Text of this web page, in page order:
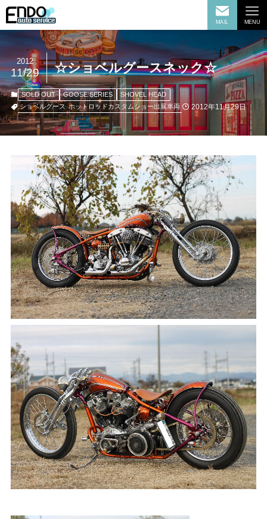
MAIL MENU
☆ショベルグースネック☆
2012
11/29
SOLD OUT GOOSE SERIES
SHOVEL HEAD
ショベルグース ホットロッドカスタムショー出展車両 2012年11月29日